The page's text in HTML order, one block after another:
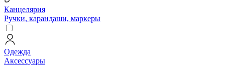
Канцелярия
Ручки, карандаши, маркеры
Одежда
Аксессуары